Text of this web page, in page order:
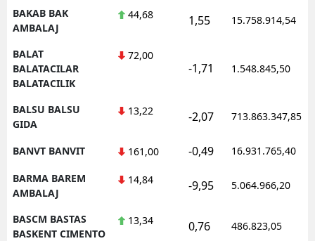
BAKAB BAK
AMBALAJ
44,68 1,55 15.758.914,54
BALAT
BALATACILAR
BALATACILIK
72,00
-1,71 1.548.845,50
BALSU BALSU
GIDA
13,22 -2,07 713.863.347,85
BANVT BANVIT 161,00 -0,49 16.931.765,40
BARMA BAREM
AMBALAJ
14,84 -9,95 5.064.966,20
BASCM BASTAS
BASKENT CIMENTO
13,34 0,76 486.823,05